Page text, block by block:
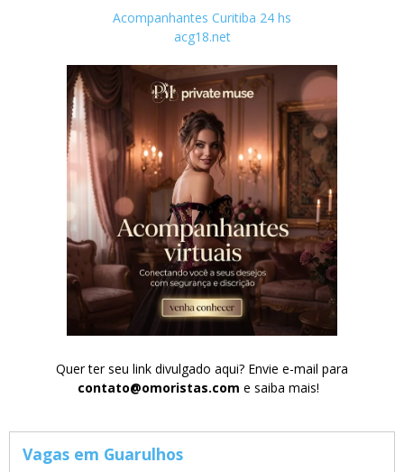
Acompanhantes Curitiba 24 hs
acg18.net
Quer ter seu link divulgado aqui? Envie e-mail para
contato@omoristas.com e saiba mais!
Vagas em Guarulhos